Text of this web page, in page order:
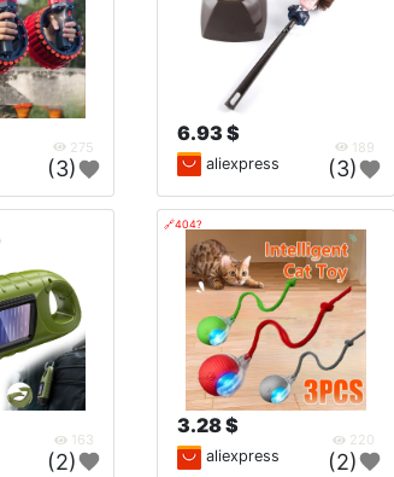
275
(3)
6.93 $
189
aliexpress (3)
163
(2)
🔗404?
3.28 $
220
aliexpress (2)